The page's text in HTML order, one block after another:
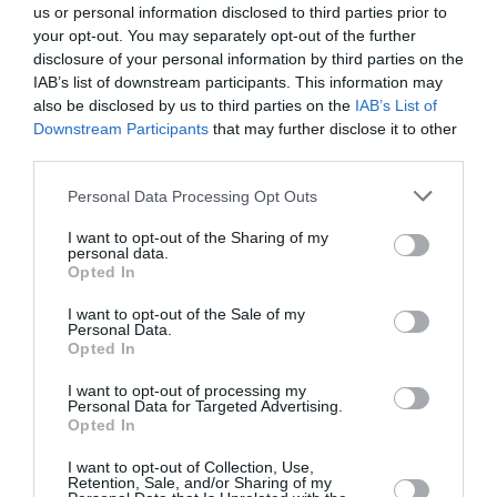
us or personal information disclosed to third parties prior to
your opt-out. You may separately opt-out of the further
disclosure of your personal information by third parties on the
IAB’s list of downstream participants. This information may
also be disclosed by us to third parties on the IAB’s List of
Downstream Participants that may further disclose it to other
Personal Data Processing Opt Outs
I want to opt-out of the Sharing of my
personal data.
Opted In
I want to opt-out of the Sale of my
Personal Data.
Opted In
I want to opt-out of processing my
Personal Data for Targeted Advertising.
Opted In
I want to opt-out of Collection, Use,
Retention, Sale, and/or Sharing of my
σκηνοθεσία
Απόστολου
Καμιτσάκη στο
Επί Κολωνώ
Χριστίνας
Ματθαίου στο
Επί Κολωνώ
ΑΠΟ: 09/03/2024 ΕΩΣ:
28/04/2024
Ο Συνεργός, του
Γιώργου
Χριστοδούλου
ξανά στο θέατρο
Επί Κολωνώ
ΑΠΟ: 11/10/2023
Ο Γάμος, του
Μάριου Ποντίκα
σε σκηνοθεσία
Ελένης Σκότη για
2η χρονιά στο
Κολωνώ
ΑΠΟ: 20/10/2023 ΕΩΣ: